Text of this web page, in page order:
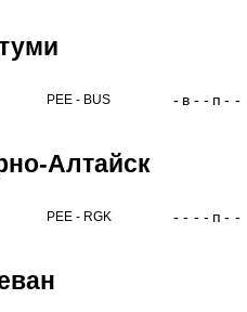
PEE - BUS - в - - п - -
Алтайск
PEE - RGK - - - - п - -